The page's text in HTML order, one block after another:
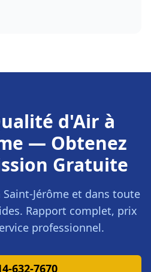
d'Air à
— Obtenez
Gratuite
Saint-Jérôme et dans toute
. Rapport complet, prix
professionnel.
632-7670